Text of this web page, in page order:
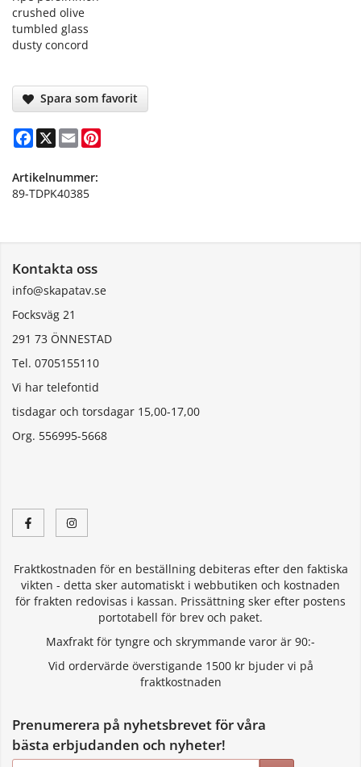
crushed olive
tumbled glass
dusty concord
Spara som favorit
Facebook
X Email
Artikelnummer:
89-TDPK40385
Kontakta oss
info@skapatav.se
Focksväg 21
291 73 ÖNNESTAD
Tel. 0705155110
Vi har telefontid
tisdagar och torsdagar 15,00-17,00
Org. 556995-5668
Fraktkostnaden för en beställning debiteras efter den faktiska
vikten - detta sker automatiskt i webbutiken och kostnaden
för frakten redovisas i kassan. Prissättning sker efter postens
portotabell för brev och paket.
Maxfrakt för tyngre och skrymmande varor är 90:-
Vid ordervärde överstigande 1500 kr bjuder vi på
fraktkostnaden
Prenumerera på nyhetsbrevet för våra
bästa erbjudanden och nyheter!